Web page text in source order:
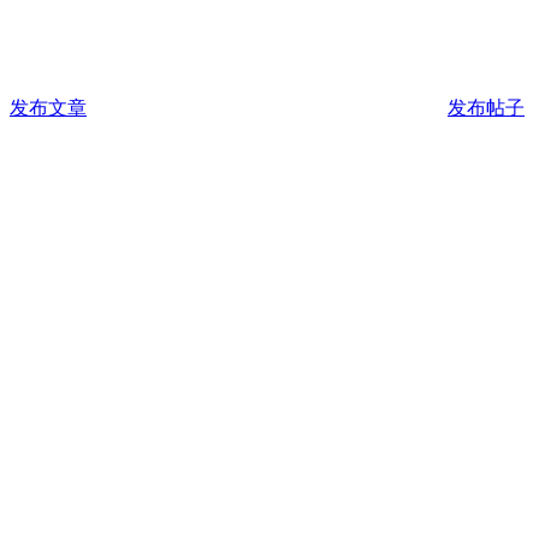
发布文章 发布帖子